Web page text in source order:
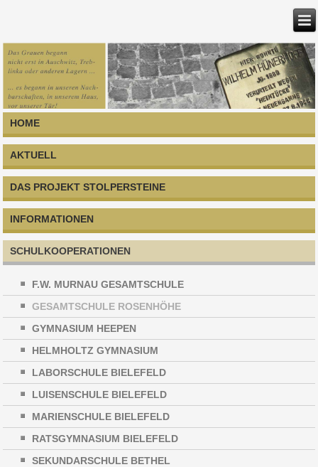
HOME
AKTUELL
DAS PROJEKT STOLPERSTEINE
INFORMATIONEN
SCHULKOOPERATIONEN
F.W. MURNAU GESAMTSCHULE
GESAMTSCHULE ROSENHÖHE
GYMNASIUM HEEPEN
HELMHOLTZ GYMNASIUM
LABORSCHULE BIELEFELD
LUISENSCHULE BIELEFELD
MARIENSCHULE BIELEFELD
RATSGYMNASIUM BIELEFELD
SEKUNDARSCHULE BETHEL